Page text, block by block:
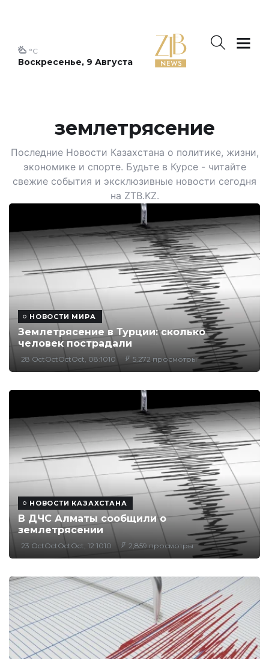
Воскресенье, 9 Августа
°C
землетрясение
Последние Новости Казахстана о политике, жизни,
экономике и спорте. Будьте в Курсе - читайте
свежие события и эксклюзивные новости сегодня
на ZTB.KZ.
НОВОСТИ МИРА
Землетрясение в Турции: сколько
человек пострадали
28 OctOctOctOct, 08:1010 5,272 просмотры
НОВОСТИ КАЗАХСТАНА
В ДЧС Алматы сообщили о
землетрясении
23 OctOctOctOct, 12:1010 2,859 просмотры